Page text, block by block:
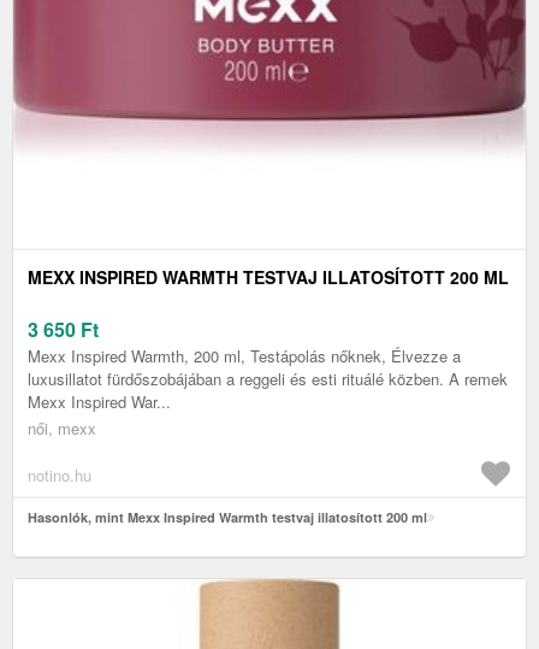
MEXX INSPIRED WARMTH TESTVAJ ILLATOSÍTOTT 200 ML
3 650 Ft
Mexx Inspired Warmth, 200 ml, Testápolás nőknek, Élvezze a
luxusillatot fürdőszobájában a reggeli és esti rituálé közben. A remek
Mexx Inspired War...
női, mexx
notino.hu
Hasonlók, mint Mexx Inspired Warmth testvaj illatosított 200 ml